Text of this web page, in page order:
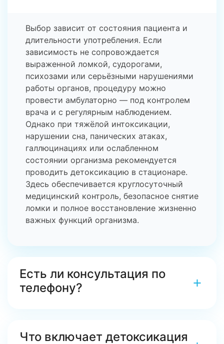
Выбор зависит от состояния пациента и
длительности употребления. Если
зависимость не сопровождается
выраженной ломкой, судорогами,
психозами или серьёзными нарушениями
работы органов, процедуру можно
провести амбулаторно — под контролем
врача и с регулярным наблюдением.
Однако при тяжёлой интоксикации,
нарушении сна, панических атаках,
галлюцинациях или ослабленном
состоянии организма рекомендуется
проводить детоксикацию в стационаре.
Здесь обеспечивается круглосуточный
медицинский контроль, безопасное снятие
ломки и полное восстановление жизненно
важных функций организма.
Есть ли консультация по
телефону?
+
оставить заявку через форму обратной
Что включает детоксикация